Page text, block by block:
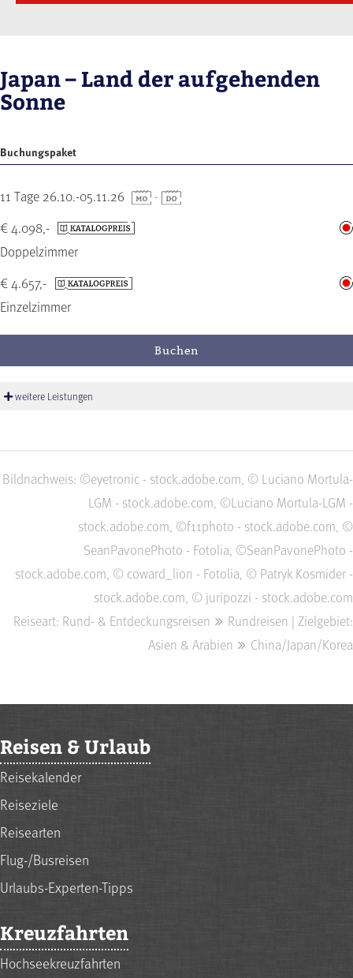
Japan – Land der aufgehenden
Sonne
Buchungspaket
11 Tage 26.10.-05.11.26 -
Doppelzimmer
€ 4.098,-
Einzelzimmer
€ 4.657,-
Buchen
weitere Leistungen
Bildnachweis: ©eyetronic - stock.adobe.com, © Luciano Mortula-
LGM - stock.adobe.com, ©Luciano Mortula-LGM -
stock.adobe.com, ©f11photo - stock.adobe.com, ©
SeanPavonePhoto - Fotolia, ©SeanPavonePhoto -
stock.adobe.com, © coward_lion - Fotolia, © Patryk Kosmider -
stock.adobe.com, © juripozzi - stock.adobe.com
Reiseart: Rund- & Entdeckungsreisen
Rundreisen | Zielgebiet:
Asien & Arabien
China/Japan/Korea
Reisen & Urlaub
Reisekalender
Reiseziele
Reisearten
Flug-/Busreisen
Urlaubs-Experten-Tipps
Kreuzfahrten
Hochseekreuzfahrten